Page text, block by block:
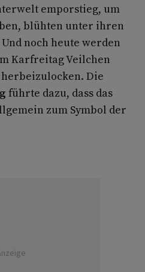
emporstieg, um
blühten unter ihren
noch heute werden
Karfreitag Veilchen
herbeizulocken. Die
führte dazu, dass das
zum Symbol der